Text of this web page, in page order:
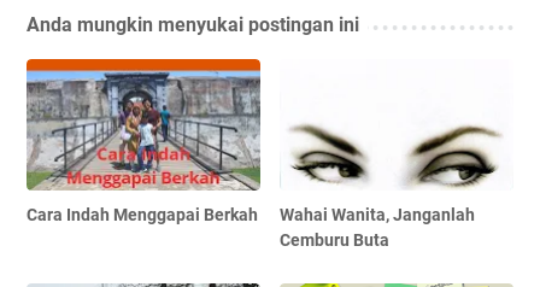
Anda mungkin menyukai postingan ini
Cara Indah Menggapai Berkah
Wahai Wanita, Janganlah
Cemburu Buta